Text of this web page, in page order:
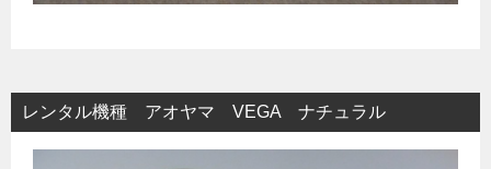
レンタル機種 アオヤマ VEGA ナチュラル